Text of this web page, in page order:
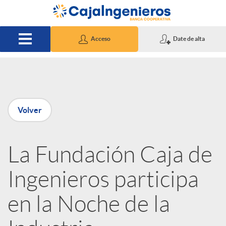
Saltar al contenido principal
Acceso Date de alta
P
u
b
l
Volver
La Fundación Caja de
Ingenieros participa
en la Noche de la